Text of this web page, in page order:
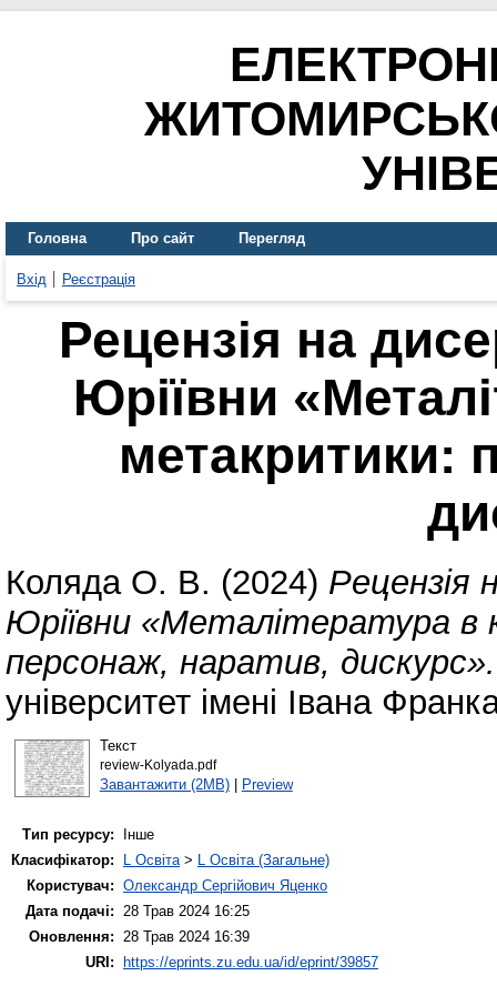
Головна Про сайт Перегляд
Вхід Реєстрація
Рецензія на
Юріївни
метакритики:
Коляда О. В. (2024) Рецензія
Юріївни «Металітература
персонаж, наратив, дискурс».
університет імені Івана
Текст
review-Kolyada.pdf
Завантажити (2MB)| Preview
Тип ресурсу:
Інше
Класифікатор:
L Освіта> L Освіта (Загальне)
Користувач: Олександр Сергійович Яценко
Дата подачі: 28 Трав 2024 16:25
Оновлення: 28 Трав 2024 16:39
URI:
https://eprints.zu.edu.ua/id/eprint/39857